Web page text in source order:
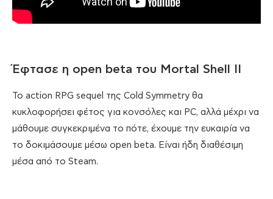
Έφτασε η open beta του Mortal Shell II
Το action RPG sequel της Cold Symmetry θα
κυκλοφορήσει φέτος για κονσόλες και PC, αλλά μέχρι να
μάθουμε συγκεκριμένα το πότε, έχουμε την ευκαιρία να
το δοκιμάσουμε μέσω open beta. Είναι ήδη διαθέσιμη
μέσα από το Steam.